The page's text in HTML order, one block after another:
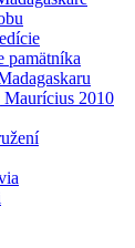
pamätníka
Maurícius 2010